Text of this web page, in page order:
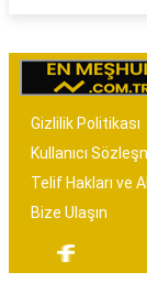
Gizlilik Politikası
Kullanıcı
Telif Hakları ve
Bize Ulaşın